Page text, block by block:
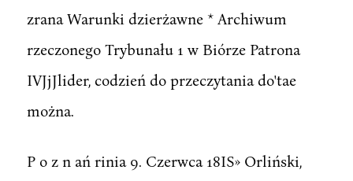
zrana Warunki dzierżawne * Archiwum
rzeczonego Trybunału 1 w Biórze Patrona
IVJjJlider, codzień do przeczytania do'tae
można.
P o z n ań rinia 9. Czerwca 18IS» Orliński,